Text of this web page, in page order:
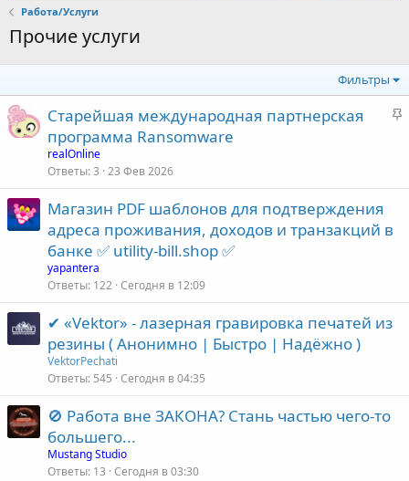
Работа/Услуги
Прочие услуги
Фильтры
З
Старейшая международная партнерская
программа Ransomware
realOnline
Ответы 3 23 Фев 2026
Магазин PDF шаблонов для подтверждения
адреса проживания, доходов и транзакций в
банке ✅ utility-bill.shop ✅
yapantera
Ответы 122 Сегодня в 12:09
✔ «Vektor» - лазерная гравировка печатей из
резины ( Анонимно | Быстро | Надёжно )
VektorPechati
Ответы 545 Сегодня в 04:35
🚫 Работа вне ЗАКОНА? Стань частью чего-то
большего...
Mustang Studio
Ответы 13 Сегодня в 03:30